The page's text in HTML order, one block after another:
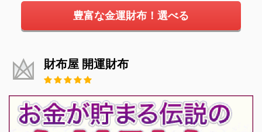
豊富な金運財布！選べる
財布屋 開運財布